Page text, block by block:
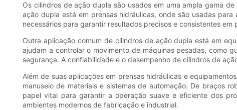
Os cilindros de ação dupla são usados ​​em uma ampla gama
ação dupla está em prensas hidráulicas, onde são usadas
necessários para garantir resultados precisos e consistentes
Outra aplicação comum de cilindros de ação dupla está em
ajudam a controlar o movimento de máquinas pesadas, como
segurança. A confiabilidade e o desempenho de cilindros de
Além de suas aplicações em prensas hidráulicas e
manuseio de materiais e sistemas de automação. De braços
papel vital para garantir a operação suave e eficiente dos
ambientes modernos de fabricação e industrial.